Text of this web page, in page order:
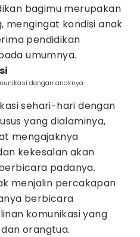
bagimu merupakan
mengingat kondisi anak
pendidikan
umumnya.
dengan anaknya
sehari-hari dengan
yang dialaminya,
mengajaknya
kekesalan akan
padanya.
menjalin percakapan
berbicara
komunikasi yang
orangtua.